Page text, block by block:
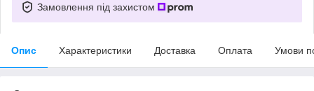
Замовлення під захистом
Опис Характеристики Доставка Оплата Умови